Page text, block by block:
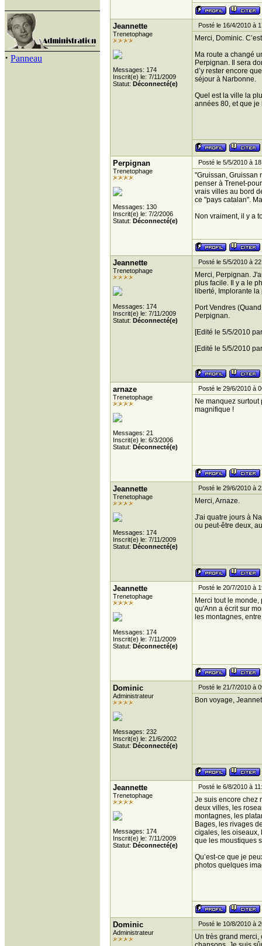
· Panneau
Jeannette
Trenetophage
Messages: 174
Inscrit(e) le: 7/11/2009
Statut: Déconnecté(e)
Posté le 16/4/2010 à
Merci, Dominic.
Ma route a changé
Perpignan. Il sera
d’y rester encore
séjour à Narbonne.
Quel est la ville la
années 80, et que je
Perpignan
Trenetophage
Messages: 130
Inscrit(e) le: 7/2/2006
Statut: Déconnecté(e)
Posté le 5/5/2010 à
"Gruissan, Gruissan
penser à Trenet-
vrais villes au bord
ce "pays catalan".
Non vraiment, il y a
Jeannette
Trenetophage
Messages: 174
Inscrit(e) le: 7/11/2009
Statut: Déconnecté(e)
Posté le 5/5/2010 à
Merci, Perpignan.
plus facile. Il y a le
liberté, Implorante
Port Vendres
Perpignan.
[Edité le 5/5/2010
[Edité le 5/5/2010
arnaze
Trenetophage
Messages: 21
Inscrit(e) le: 6/3/2006
Statut: Déconnecté(e)
Posté le 29/6/2010 à
Ne manquez
magnifique !
Jeannette
Trenetophage
Messages: 174
Inscrit(e) le: 7/11/2009
Statut: Déconnecté(e)
Posté le 29/6/2010 à
Merci, Arnaze.
J'ai quatre jours à
ou peut-être deux,
Jeannette
Trenetophage
Messages: 174
Inscrit(e) le: 7/11/2009
Statut: Déconnecté(e)
Posté le 20/7/2010 à
Merci tout le
qu'Ann a écrit sur
les montagnes,
Dominic
Administrateur
Messages: 232
Inscrit(e) le: 21/6/2002
Statut: Déconnecté(e)
Posté le 21/7/2010 à
Bon voyage,
Jeannette
Trenetophage
Messages: 174
Inscrit(e) le: 7/11/2009
Statut: Déconnecté(e)
Posté le 6/8/2010 à
Je suis encore chez
deux villes, les
montagnes, les
Bages, les rivages
cigales, les oiseaux,
que les moustiques
Qu’est-ce que je
photos quelques
Dominic
Administrateur
Posté le 10/8/2010 à
Un très grand